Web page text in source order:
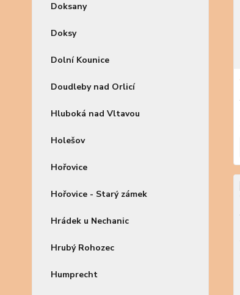
Doksany
Doksy
Dolní Kounice
Doudleby nad Orlicí
Hluboká nad Vltavou
Holešov
Hořovice
Hořovice - Starý zámek
Hrádek u Nechanic
Hrubý Rohozec
Humprecht